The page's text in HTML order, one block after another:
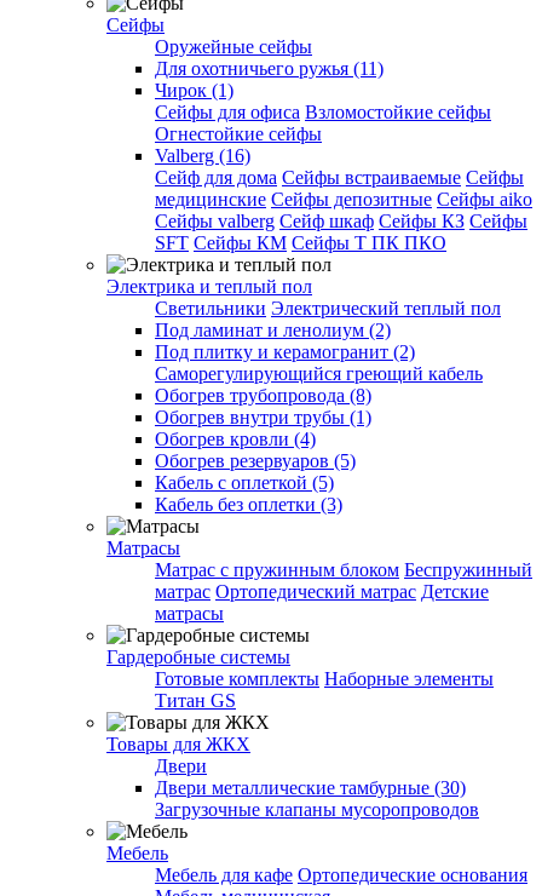
Сейфы
Оружейные сейфы
Для охотничьего ружья (11)
Чирок (1)
Сейфы для офиса Взломостойкие сейфы
Огнестойкие сейфы
Valberg (16)
Cейф для дома Сейфы встраиваемые Сейфы
медицинские Сейфы депозитные Сейфы aiko
Сейфы valberg Сейф шкаф Сейфы КЗ Сейфы
SFT Сейфы КМ Сейфы Т ПК ПКО
Электрика и теплый пол
Светильники Электрический теплый пол
Под ламинат и ленолиум (2)
Под плитку и керамогранит (2)
Саморегулирующийся греющий кабель
Обогрев трубопровода (8)
Обогрев внутри трубы (1)
Обогрев кровли (4)
Обогрев резервуаров (5)
Кабель с оплеткой (5)
Кабель без оплетки (3)
Матрасы
Матрас с пружинным блоком Беспружинный
матрас Ортопедический матрас Детские
матрасы
Гардеробные системы
Готовые комплекты Наборные элементы
Титан GS
Товары для ЖКХ
Двери
Двери металлические тамбурные (30)
Загрузочные клапаны мусоропроводов
Мебель
Мебель для кафе Ортопедические основания